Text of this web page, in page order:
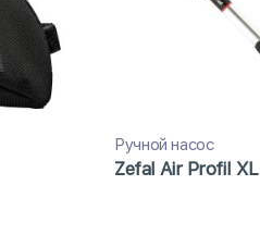
Ручной насос
Zefal Air Profil XL